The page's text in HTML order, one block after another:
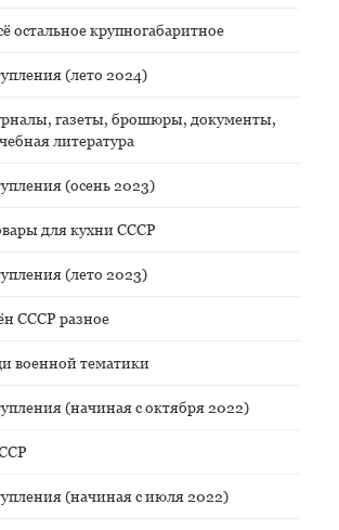
остальное крупногабаритное
(лето 2024)
газеты, брошюры, документы,
литература
(осень 2023)
для кухни СССР
(лето 2023)
СССР разное
военной тематики
(начиная с октября 2022)
(начиная с июля 2022)